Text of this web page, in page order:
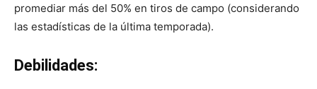
promediar más del 50% en tiros de campo (considerando
las estadísticas de la última temporada).
Debilidades: